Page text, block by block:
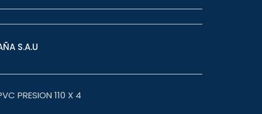
S.A.U
PRESION 110 X 4